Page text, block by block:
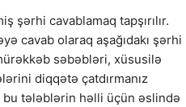
şərhi cavablamaq tapşırılır.
cavab olaraq aşağıdakı şərhi
səbəbləri, xüsusilə
diqqətə çatdırmanız
bu tələblərin həlli üçün əslində